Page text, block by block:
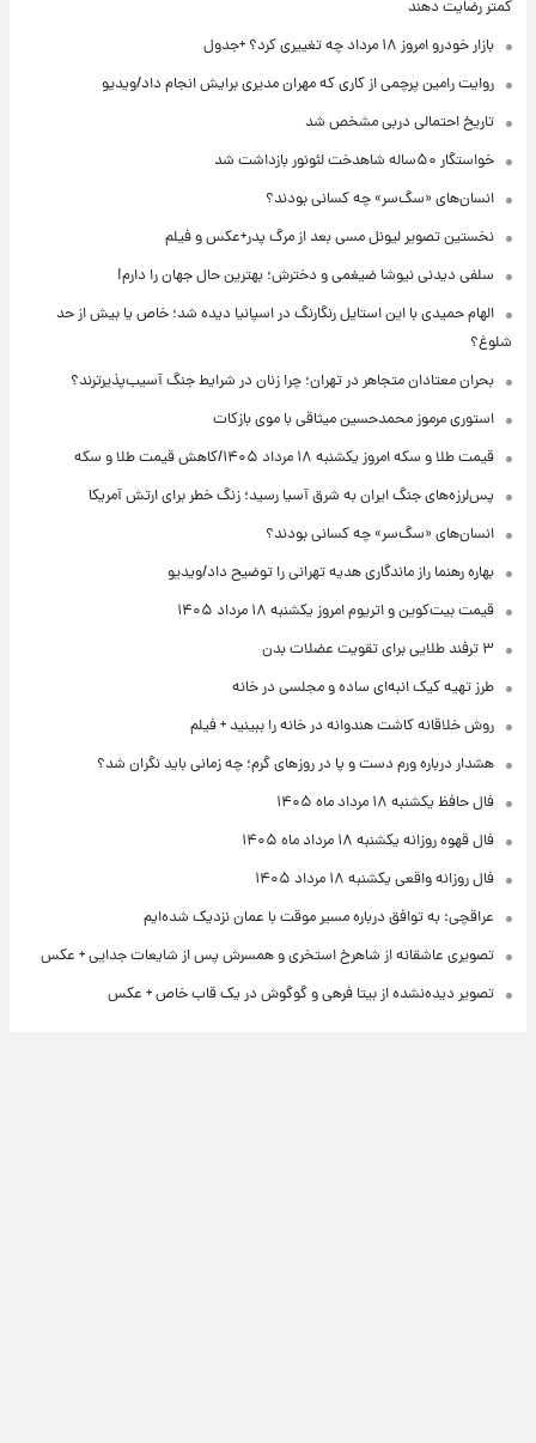
کمتر رضایت دهند
بازار خودرو امروز ۱۸ مرداد چه تغییری کرد؟ +جدول
روایت رامین پرچمی از کاری که مهران مدیری برایش انجام داد/ویدیو
تاریخ احتمالی دربی مشخص شد
خواستگار ۵۰ساله شاهدخت لئونور بازداشت شد
انسان‌های «سگ‌سر» چه کسانی بودند؟
نخستین تصویر لیونل مسی بعد از مرگ پدر+عکس و فیلم
سلفی دیدنی نیوشا ضیغمی و دخترش؛ بهترین حال جهان را دارم!
الهام حمیدی با این استایل رنگارنگ در اسپانیا دیده شد؛ خاص یا بیش از حد
شلوغ؟
بحران معتادان متجاهر در تهران؛ چرا زنان در شرایط جنگ آسیب‌پذیرترند؟
استوری مرموز محمدحسین میثاقی با موی بازکات
قیمت طلا و سکه امروز یکشنبه ۱۸ مرداد ۱۴۰۵/کاهش قیمت طلا و سکه
پس‌لرزه‌های جنگ ایران به شرق آسیا رسید؛ زنگ خطر برای ارتش آمریکا
انسان‌های «سگ‌سر» چه کسانی بودند؟
بهاره رهنما راز ماندگاری هدیه تهرانی را توضیح داد/ویدیو
قیمت بیت‌کوین و اتریوم امروز یکشنبه ۱۸ مرداد ۱۴۰۵
۳ ترفند طلایی برای تقویت عضلات بدن
طرز تهیه کیک انبه‌ای ساده و مجلسی در خانه
روش خلاقانه کاشت هندوانه در خانه را ببینید + فیلم
هشدار درباره ورم دست و پا در روزهای گرم؛ چه زمانی باید نگران شد؟
فال حافظ یکشنبه ۱۸ مرداد ماه ۱۴۰۵
فال قهوه روزانه یکشنبه ۱۸ مرداد ماه ۱۴۰۵
فال روزانه واقعی یکشنبه ۱۸ مرداد ۱۴۰۵
عراقچی: به توافق درباره مسیر موقت با عمان نزدیک شده‌ایم
تصویری عاشقانه از شاهرخ استخری و همسرش پس از شایعات جدایی + عکس
تصویر دیده‌نشده از بیتا فرهی و گوگوش در یک قاب خاص + عکس